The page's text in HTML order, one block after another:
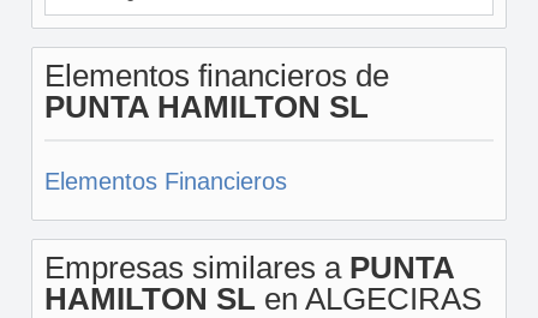
Elementos financieros de
PUNTA HAMILTON SL
Elementos Financieros
Empresas similares a PUNTA
HAMILTON SL en ALGECIRAS